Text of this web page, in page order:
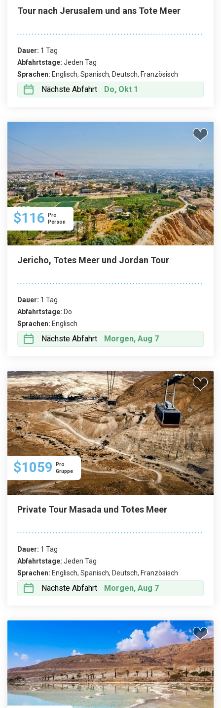
Tour nach Jerusalem und ans Tote Meer
Dauer: 1 Tag
Abfahrtstage: Jeden Tag
Sprachen: Englisch, Spanisch, Deutsch, Französisch
Nächste Abfahrt Do, Okt 1
$116
Pro
Person
Jericho, Totes Meer und Jordan Tour
Dauer: 1 Tag
Abfahrtstage: Do
Sprachen: Englisch
Nächste Abfahrt Morgen, Aug 7
$1059
Pro
Gruppe
Private Tour Masada und Totes Meer
Dauer: 1 Tag
Abfahrtstage: Jeden Tag
Sprachen: Englisch, Spanisch, Deutsch, Französisch
Nächste Abfahrt Morgen, Aug 7